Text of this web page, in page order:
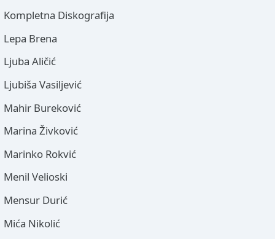
Kompletna Diskografija
Lepa Brena
Ljuba Aličić
Ljubiša Vasiljević
Mahir Bureković
Marina Živković
Marinko Rokvić
Menil Velioski
Mensur Durić
Mića Nikolić